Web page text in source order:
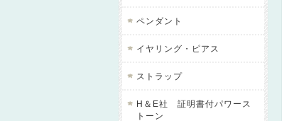
ペンダント
イヤリング・ピアス
ストラップ
H＆E社 証明書付パワース
トーン